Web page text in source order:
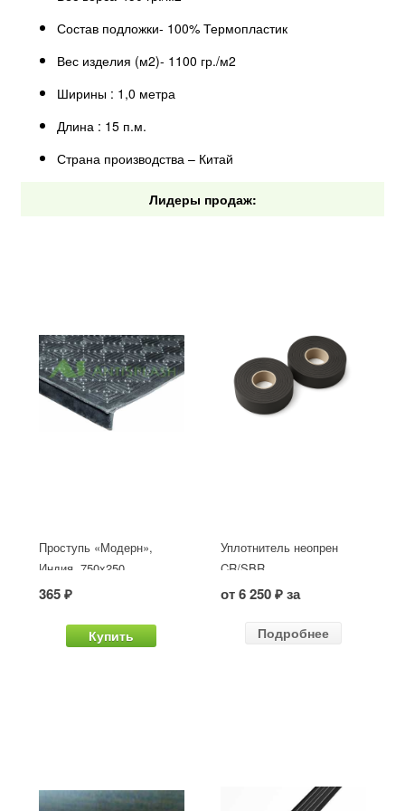
Состав подложки- 100% Термопластик
Вес изделия (м2)- 1100 гр./м2
Ширины : 1,0 метра
Длина : 15 п.м.
Страна производства – Китай
Лидеры продаж:
Проступь «Модерн»,
Индия, 750x250
365 ₽
Купить
Уплотнитель неопрен
CR/SBR
от 6 250 ₽ за
Подробнее